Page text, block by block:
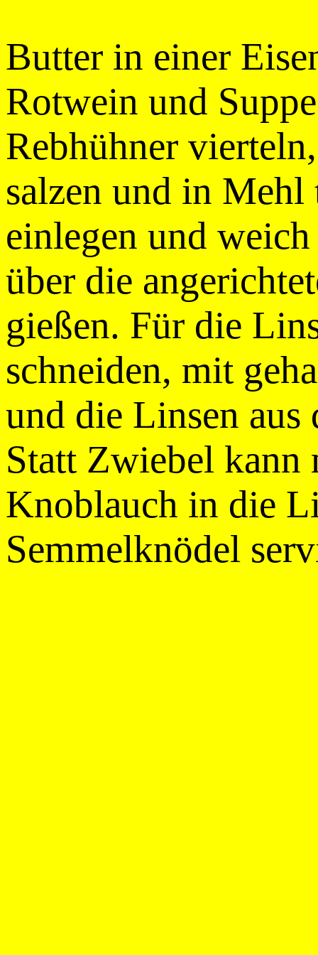
Butter in einer
Rotwein und
Rebhühner
salzen und in Mehl
einlegen und
über die
gießen. Für die
schneiden, mit
und die Linsen aus
Statt Zwiebel kann
Knoblauch in die
Semmelknödel